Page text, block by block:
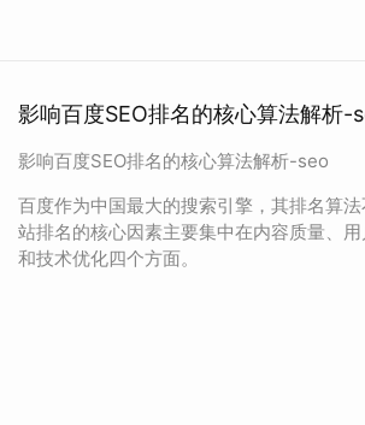
影响百度SEO排名的核心算法解析-
影响百度SEO排名的核心算法解析-seo
百度作为中国最大的搜索引擎，其排名算
站排名的核心因素主要集中在内容质量、
和技术优化四个方面。